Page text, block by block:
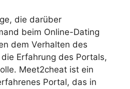
die darüber
beim Online-Dating
dem Verhalten des
Erfahrung des Portals,
Meet2cheat ist ein
Portal, das in